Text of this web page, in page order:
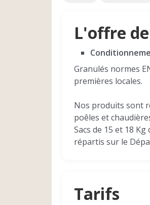
L'offre
Granulés normes
premières locales.
Nos produits sont
poêles et
Sacs de 15 et 18
répartis sur le
Tarifs